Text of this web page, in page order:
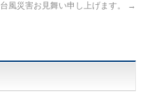
台風災害お見舞い申し上げます。 →